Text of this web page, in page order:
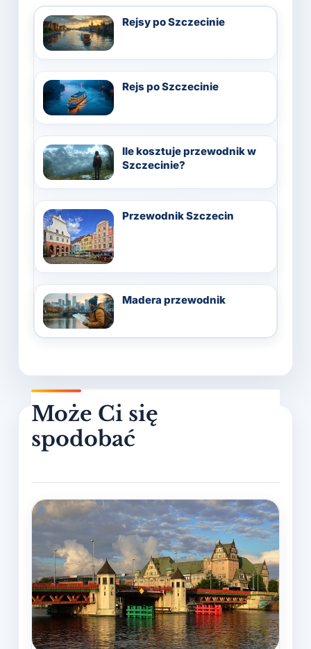
Rejsy po Szczecinie
Rejs po Szczecinie
Ile kosztuje przewodnik w
Szczecinie?
Przewodnik Szczecin
Madera przewodnik